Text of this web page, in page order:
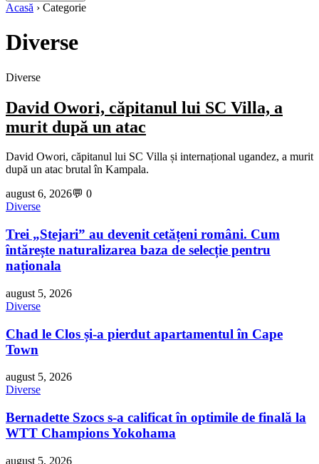
Acasă › Categorie
Diverse
Diverse
David Owori, căpitanul lui SC Villa, a
murit după un atac
David Owori, căpitanul lui SC Villa și internațional ugandez, a murit
după un atac brutal în Kampala.
august 6, 2026💬 0
Diverse
Trei „Stejari” au devenit cetățeni români. Cum
întărește naturalizarea baza de selecție pentru
naționala
august 5, 2026
Diverse
Chad le Clos și-a pierdut apartamentul în Cape
Town
august 5, 2026
Diverse
Bernadette Szocs s-a calificat în optimile de finală la
WTT Champions Yokohama
august 5, 2026